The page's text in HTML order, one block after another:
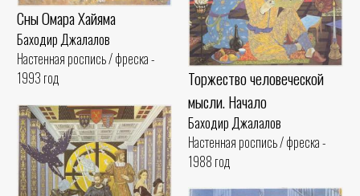
Сны Омара Хайяма
Баходир Джалалов
Настенная роспись / фреска -
1993 год
Торжество человеческой
мысли. Начало
Баходир Джалалов
Настенная роспись / фреска -
1988 год